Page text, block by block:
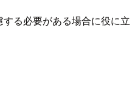
る必要がある場合に役に立